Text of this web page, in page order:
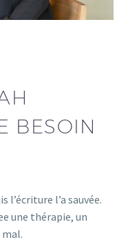
BESOIN
l’écriture l’a sauvée.
une thérapie, un
mal.